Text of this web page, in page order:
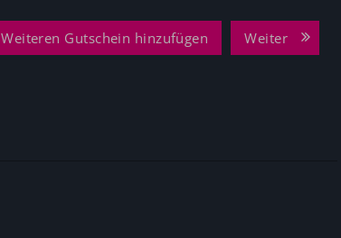
Weiteren Gutschein hinzufügen Weiter